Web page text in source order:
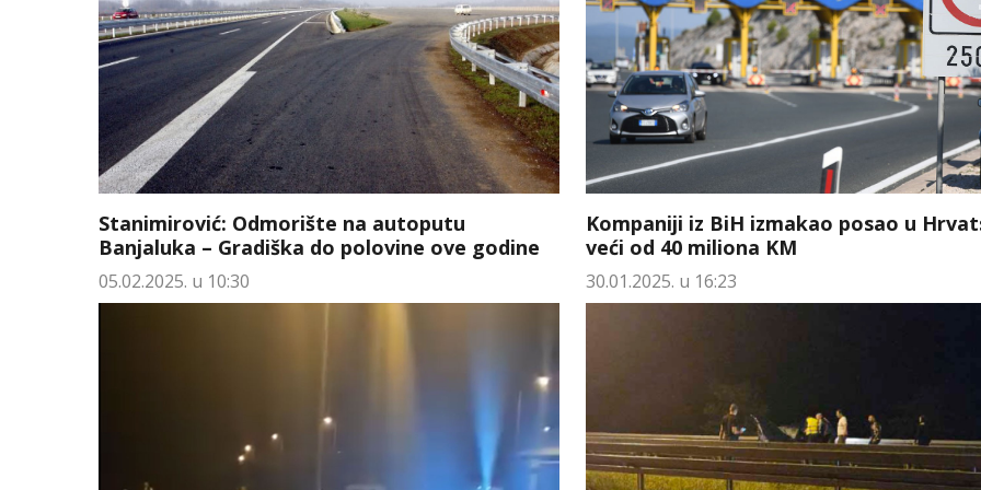
Stanimirović: Odmorište na autoputu
Banjaluka – Gradiška do polovine ove godine
05.02.2025. u 10:30
Kompaniji iz BiH izmakao posao u
veći od 40 miliona KM
30.01.2025. u 16:23